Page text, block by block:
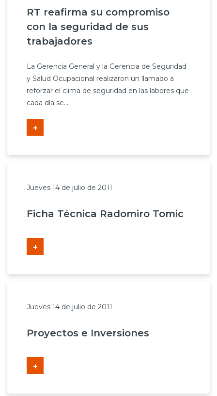
RT reafirma su compromiso
con la seguridad de sus
trabajadores
La Gerencia General y la Gerencia de Seguridad
y Salud Ocupacional realizaron un llamado a
reforzar el clima de seguridad en las labores que
cada día se...
+
Jueves 14 de julio de 2011
Ficha Técnica Radomiro Tomic
+
Jueves 14 de julio de 2011
Proyectos e Inversiones
+